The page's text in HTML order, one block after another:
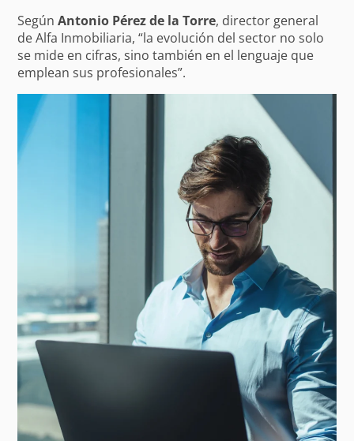
SegúnAntonio Pérez de la Torre, director general
de Alfa Inmobiliaria, “la evolución del sector no solo
se mide en cifras, sino también en el lenguaje que
emplean sus profesionales”.